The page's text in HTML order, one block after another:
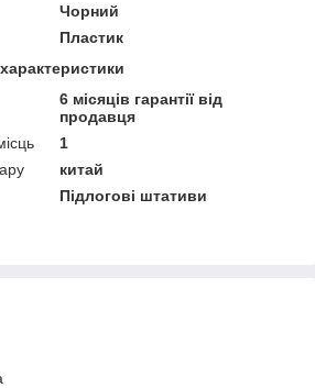
Чорний
Пластик
6 місяців гарантії від
продавця
1
китай
Підлогові штативи